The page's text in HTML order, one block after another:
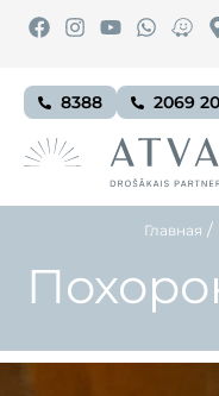
8388 2069
Главная /